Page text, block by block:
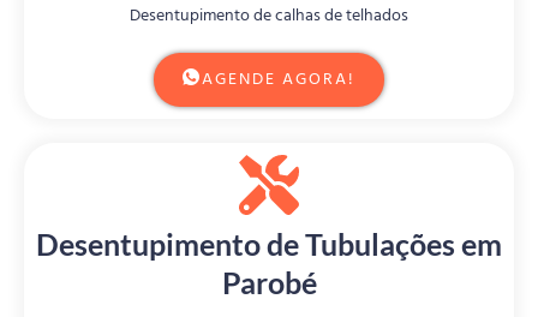
Desentupimento de calhas de telhados
AGENDE AGORA!
Desentupimento de Tubulações em
Parobé